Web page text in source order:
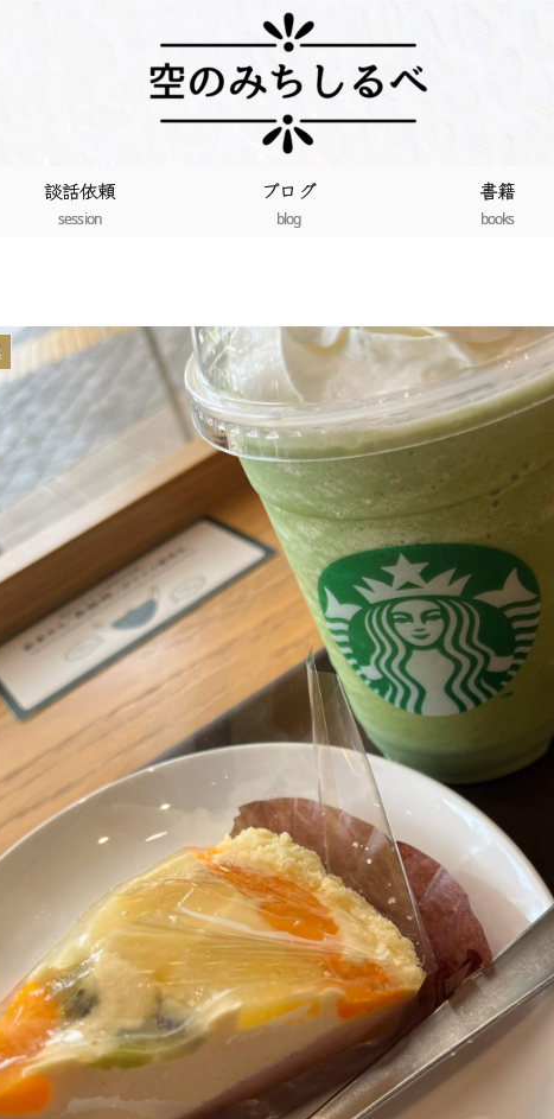
談話依頼
session
ブログ
blog
書籍
books